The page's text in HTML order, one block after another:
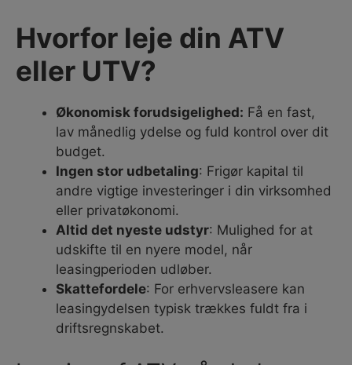
Hvorfor leje din ATV
eller UTV?
Økonomisk forudsigelighed: Få en fast,
lav månedlig ydelse og fuld kontrol over dit
budget.
Ingen stor udbetaling: Frigør kapital til
andre vigtige investeringer i din virksomhed
eller privatøkonomi.
Altid det nyeste udstyr: Mulighed for at
udskifte til en nyere model, når
leasingperioden udløber.
Skattefordele: For erhvervsleasere kan
leasingydelsen typisk trækkes fuldt fra i
driftsregnskabet.